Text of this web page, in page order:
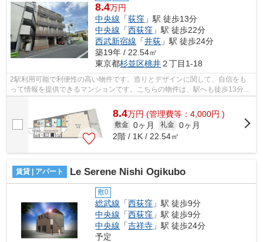
8.4万円
中央線 「荻窪 」駅 徒歩13分
中央線 「西荻窪 」駅 徒歩22分
西武新宿線 「井荻 」駅 徒歩24分
築19年 / 22.54㎡
東京都杉並区桃井２丁目1-18
2駅利用可能で利便性の高い物件です。造りとデザインに関して、自信をも
って情報を提供できるマンションです。こちらの物件は、駅へも徒歩13分と
8.4万円 (管理費等：4,000円 )
敷金 0ヶ月 礼金 0ヶ月
2階 / 1K / 22.54㎡
賃貸 | アパート Le Serene Nishi Ogikubo
敷0
総武線 「西荻窪 」駅 徒歩9分
中央線 「西荻窪 」駅 徒歩9分
中央線 「吉祥寺 」駅 徒歩24分
予定